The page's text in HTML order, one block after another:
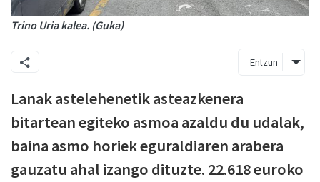
Trino Uria kalea. (Guka)
Entzun
Lanak astelehenetik asteazkenera
bitartean egiteko asmoa azaldu du udalak,
baina asmo horiek eguraldiaren arabera
gauzatu ahal izango dituzte. 22.618 euroko